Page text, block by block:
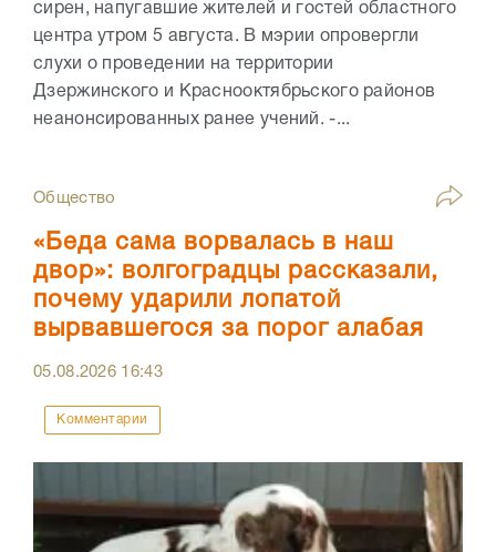
сирен, напугавшие жителей и гостей областного
центра утром 5 августа. В мэрии опровергли
слухи о проведении на территории
Дзержинского и Краснооктябрьского районов
неанонсированных ранее учений. -...
Общество
«Беда сама ворвалась в наш
двор»: волгоградцы рассказали,
почему ударили лопатой
вырвавшегося за порог алабая
05.08.2026 16:43
Комментарии